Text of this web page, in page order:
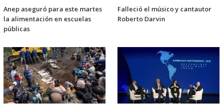
Anep aseguró para este martes
la alimentación en escuelas
públicas
Falleció el músico y cantautor
Roberto Darvin